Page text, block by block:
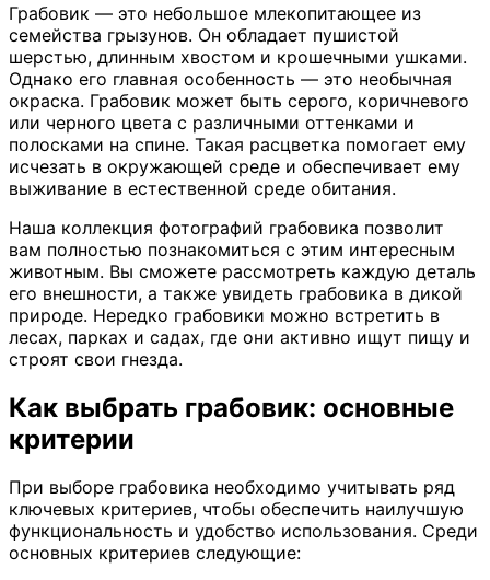
Грабовик — это небольшое млекопитающее из
семейства грызунов. Он обладает пушистой
шерстью, длинным хвостом и крошечными ушками.
Однако его главная особенность — это необычная
окраска. Грабовик может быть серого, коричневого
или черного цвета с различными оттенками и
полосками на спине. Такая расцветка помогает ему
исчезать в окружающей среде и обеспечивает ему
выживание в естественной среде обитания.
Наша коллекция фотографий грабовика позволит
вам полностью познакомиться с этим интересным
животным. Вы сможете рассмотреть каждую деталь
его внешности, а также увидеть грабовика в дикой
природе. Нередко грабовики можно встретить в
лесах, парках и садах, где они активно ищут пищу и
строят свои гнезда.
Как выбрать грабовик: основные
критерии
При выборе грабовика необходимо учитывать ряд
ключевых критериев, чтобы обеспечить наилучшую
функциональность и удобство использования. Среди
основных критериев следующие: